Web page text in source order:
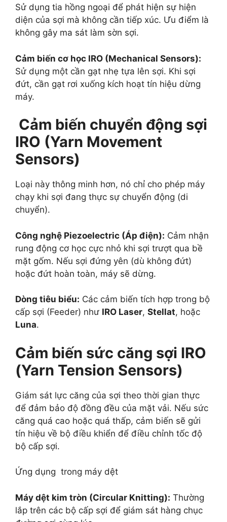
Sử dụng tia hồng ngoại để phát hiện sự hiện
diện của sợi mà không cần tiếp xúc. Ưu điểm là
không gây ma sát làm sờn sợi.
Cảm biến cơ học IRO (Mechanical Sensors):
Sử dụng một cần gạt nhẹ tựa lên sợi. Khi sợi
đứt, cần gạt rơi xuống kích hoạt tín hiệu dừng
máy.
Cảm biến chuyển động sợi
IRO (Yarn Movement
Sensors)
Loại này thông minh hơn, nó chỉ cho phép máy
chạy khi sợi đang thực sự chuyển động (di
chuyển).
Công nghệ Piezoelectric (Áp điện): Cảm nhận
rung động cơ học cực nhỏ khi sợi trượt qua bề
mặt gốm. Nếu sợi đứng yên (dù không đứt)
hoặc đứt hoàn toàn, máy sẽ dừng.
Dòng tiêu biểu: Các cảm biến tích hợp trong bộ
cấp sợi (Feeder) như IRO Laser, Stellat, hoặc
Luna.
Cảm biến sức căng sợi IRO
(Yarn Tension Sensors)
Giám sát lực căng của sợi theo thời gian thực
để đảm bảo độ đồng đều của mặt vải. Nếu sức
căng quá cao hoặc quá thấp, cảm biến sẽ gửi
tín hiệu về bộ điều khiển để điều chỉnh tốc độ
bộ cấp sợi.
Ứng dụng trong máy dệt
Máy dệt kim tròn (Circular Knitting): Thường
lắp trên các bộ cấp sợi để giám sát hàng chục